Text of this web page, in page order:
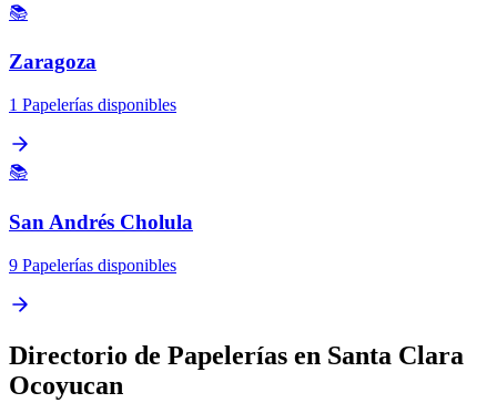
📚
Zaragoza
1 Papelerías disponibles
📚
San Andrés Cholula
9 Papelerías disponibles
Directorio de Papelerías en Santa Clara
Ocoyucan